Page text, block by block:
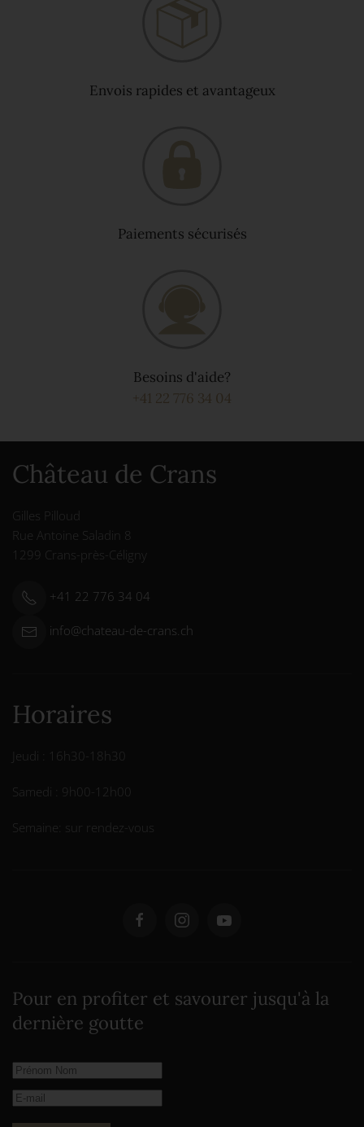
Envois rapides et avantageux
Paiements sécurisés
Besoins d'aide?
+41 22 776 34 04
Château de Crans
Gilles Pilloud
Rue Antoine Saladin 8
1299 Crans-près-Céligny
+41 22 776 34 04
info@chateau-de-crans.ch
Horaires
Jeudi : 16h30-18h30
Samedi : 9h00-12h00
Semaine: sur rendez-vous
Pour en profiter et savourer jusqu'à la
dernière goutte